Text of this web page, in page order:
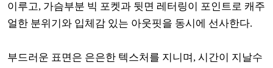
이루고, 가슴부분 빅 포켓과 뒷면 레터링이 포인트로 캐주
얼한 분위기와 입체감 있는 아웃핏을 동시에 선사한다.
부드러운 표면은 은은한 텍스처를 지니며, 시간이 지날수